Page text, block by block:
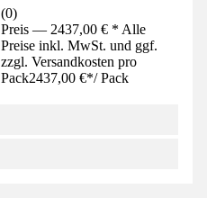
(0)
Preis — 2437,00 € * Alle
Preise inkl. MwSt. und ggf.
zzgl. Versandkosten pro
Pack2437,00 €*/ Pack